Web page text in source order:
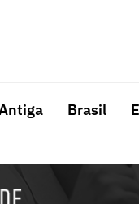
Brasil